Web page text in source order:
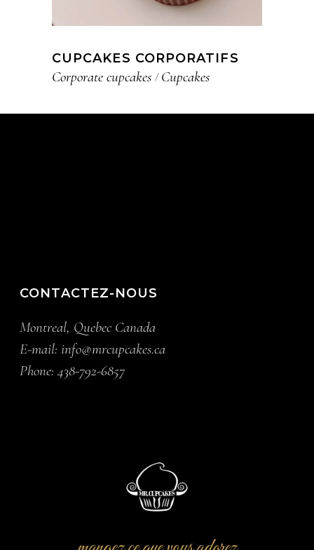
CUPCAKES CORPORATIFS
Corporate cupcakes Cupcakes
CONTACTEZ-NOUS
Montreal, Quebec Canada
E-mail:info@mrcupcakes.ca
Phone:438-792-6857